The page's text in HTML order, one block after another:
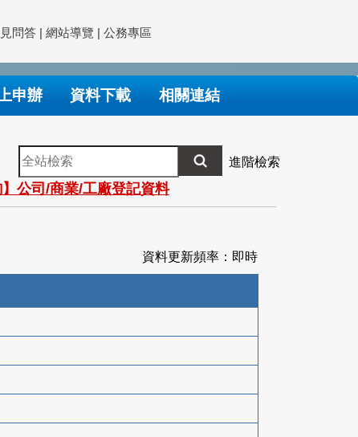
問答 | 網站導覽 | 公務專區
申辦 資料下載 相關連結
全
站
檢
索
進階檢索
】公司/商業/工廠登記資料
資料更新頻率：即時